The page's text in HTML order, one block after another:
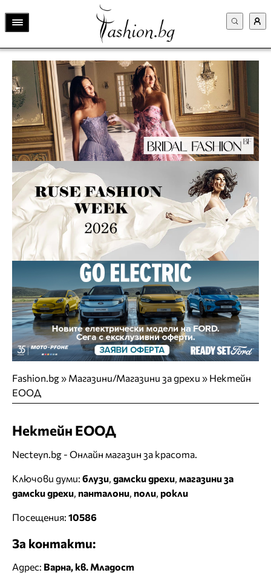
Fashion.bg» Магазини/Магазини за дрехи » Нектейн
ЕООД
Нектейн ЕООД
Necteyn.bg - Онлайн магазин за красота.
Ключови думи: блузи дамски дрехи магазини за
дамски дрехи панталони поли рокли
Посещения: 10586
За контакти:
Адрес: Варна, кв. Младост